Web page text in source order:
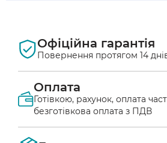
Офіційна гарантія
Повернення протягом 14
Оплата
Готівкою, рахунок, оплата
безготівкова оплата з ПДВ